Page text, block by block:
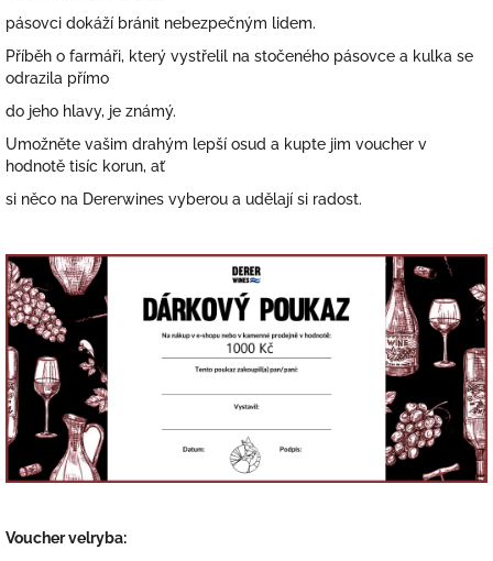
pásovci dokáží bránit nebezpečným lidem.
Příběh o farmáři, který vystřelil na stočeného pásovce a kulka se
odrazila přímo
do jeho hlavy, je známý.
Umožněte vašim drahým lepší osud a kupte jim voucher v
hodnotě tisíc korun, ať
si něco na Dererwines vyberou a udělají si radost.
Voucher velryba: